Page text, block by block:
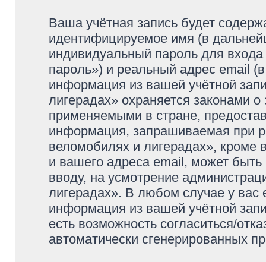
Ваша учётная запись будет
идентифицируемое имя (в
индивидуальный пароль для
пароль») и реальный адрес email
информация из вашей учётной
лигерадах» охраняется законами
применяемыми в стране,
информация, запрашиваемая при
веломобилях и лигерадах», кроме
и вашего адреса email, может быть
вводу, на усмотрение
лигерадах». В любом случае у вас
информация из вашей учётной
есть возможность согласиться/
автоматически сгенерированных